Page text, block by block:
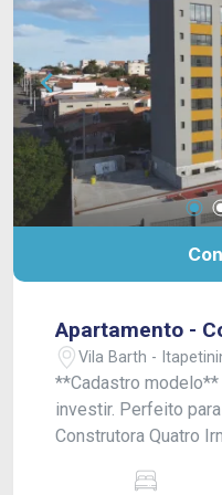
Apartamento -
Vila Barth -
**Cadastro modelo** Urban Residence Ideal
investir. Perfeito para viver.
Construtora Quatro
de 35m² com